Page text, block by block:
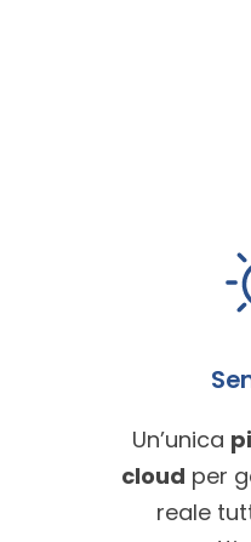
Un’unica
cloud per
reale